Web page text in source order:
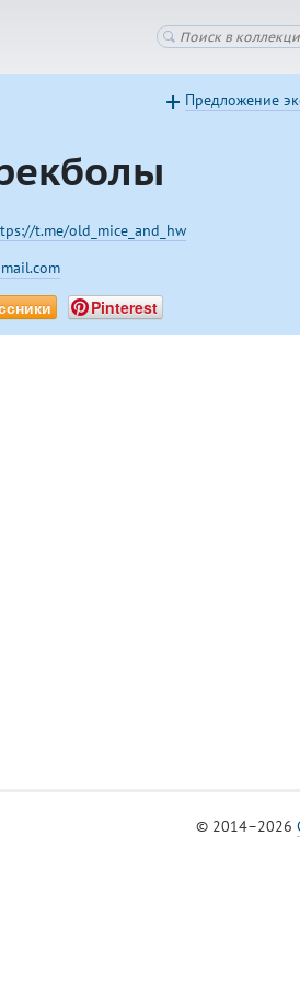
t.me/old_mice_and_hw
Pinterest
Предложение
© 2014–2026